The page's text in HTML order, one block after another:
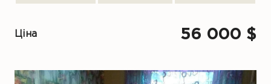
Ціна 56 000 $